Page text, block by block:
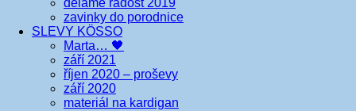
děláme radost 2019
zavinky do porodnice
SLEVY KÖSSO
Marta… 🖤
září 2021
říjen 2020 – proševy
září 2020
materiál na kardigan